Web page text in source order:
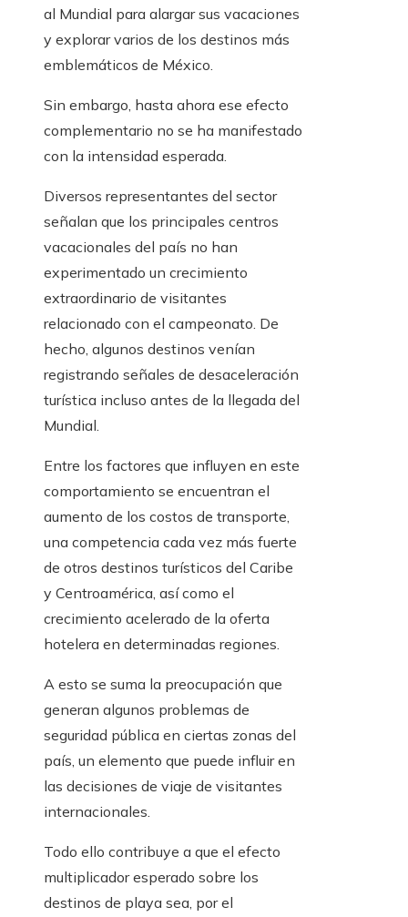
al Mundial para alargar sus vacaciones
y explorar varios de los destinos más
emblemáticos de México.
Sin embargo, hasta ahora ese efecto
complementario no se ha manifestado
con la intensidad esperada.
Diversos representantes del sector
señalan que los principales centros
vacacionales del país no han
experimentado un crecimiento
extraordinario de visitantes
relacionado con el campeonato. De
hecho, algunos destinos venían
registrando señales de desaceleración
turística incluso antes de la llegada del
Mundial.
Entre los factores que influyen en este
comportamiento se encuentran el
aumento de los costos de transporte,
una competencia cada vez más fuerte
de otros destinos turísticos del Caribe
y Centroamérica, así como el
crecimiento acelerado de la oferta
hotelera en determinadas regiones.
A esto se suma la preocupación que
generan algunos problemas de
seguridad pública en ciertas zonas del
país, un elemento que puede influir en
las decisiones de viaje de visitantes
internacionales.
Todo ello contribuye a que el efecto
multiplicador esperado sobre los
destinos de playa sea, por el